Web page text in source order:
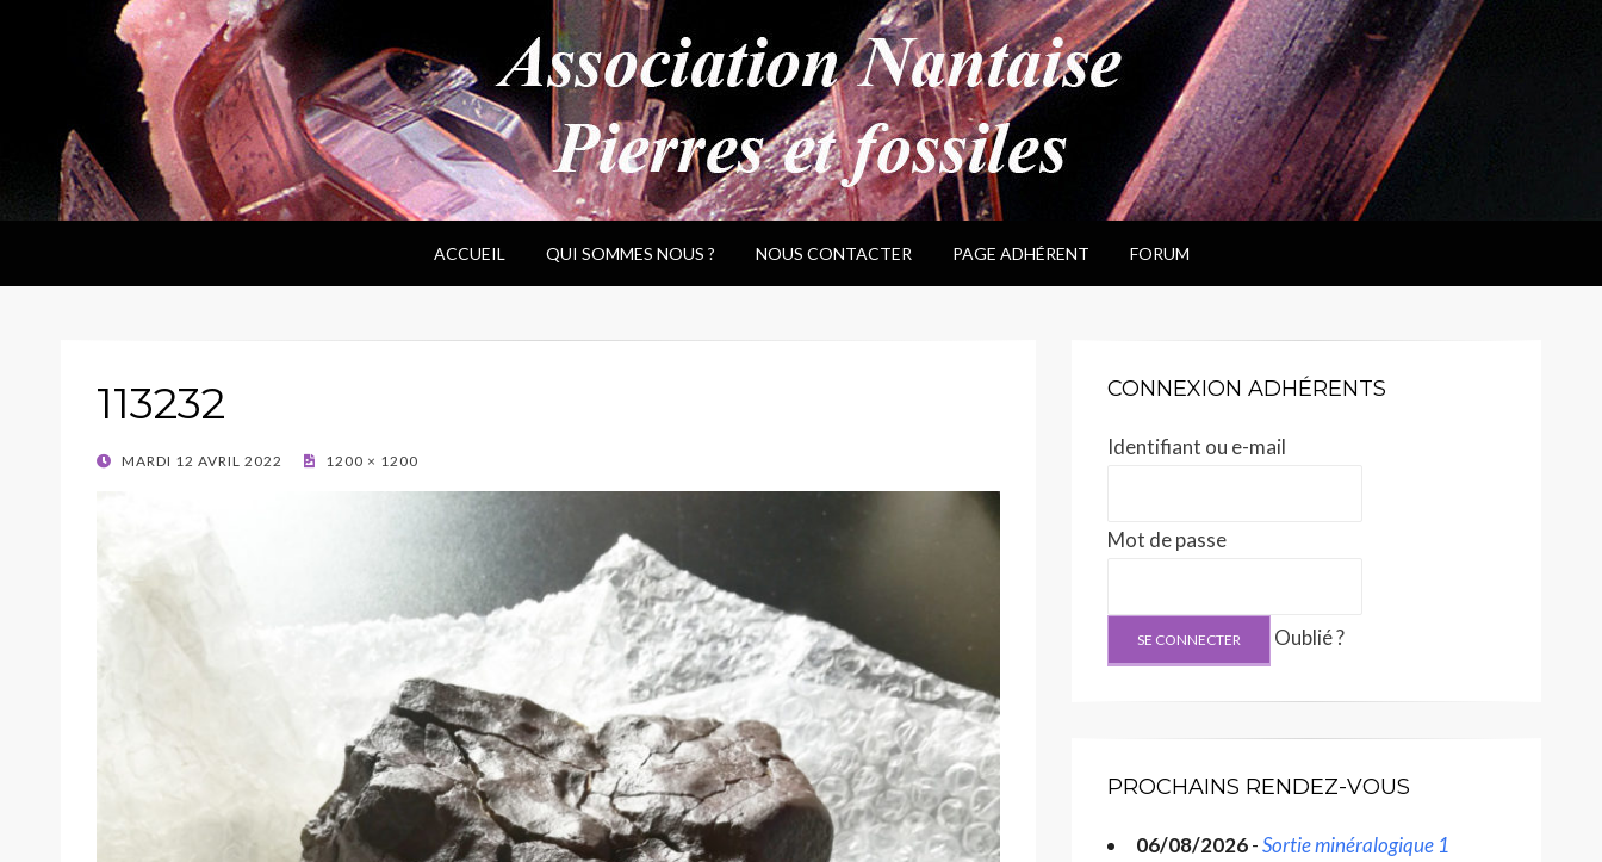
ANPF
Association Nantaise Pierres et Fossiles
ACCUEIL QUI SOMMES NOUS ? NOUS CONTACTER PAGE ADHÉRENT FORUM
113232
POSTED
MARDI 12 AVRIL 2022 1200 × 1200
CONNEXION ADHÉRENTS
Identifiant ou e-mail
Mot de passe
Oublié ?
PROCHAINS RENDEZ-VOUS
06/08/2026-Sortie minéralogique 1